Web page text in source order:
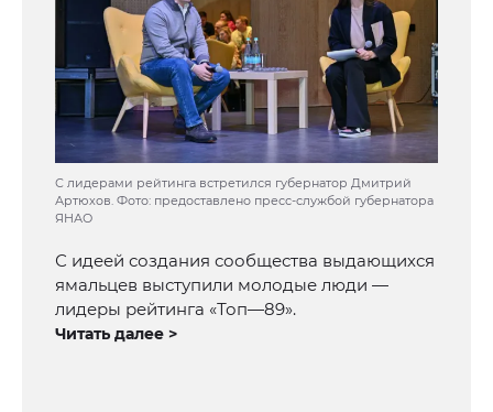
С лидерами рейтинга встретился губернатор Дмитрий
Артюхов. Фото: предоставлено пресс-службой губернатора
ЯНАО
С идеей создания сообщества выдающихся
ямальцев выступили молодые люди —
лидеры рейтинга «Топ—89».
Читать далее >